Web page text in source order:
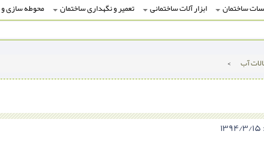
ساختمان ابزار آلات ساختمانی تعمیر و نگهداری ساختمان محوطه سازی و
آب >